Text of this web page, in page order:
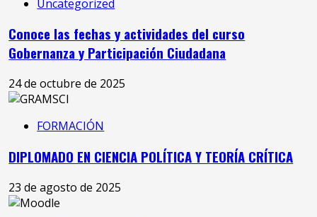
Uncategorized
Conoce las fechas y actividades del curso
Gobernanza y Participación Ciudadana
24 de octubre de 2025
FORMACIÓN
DIPLOMADO EN CIENCIA POLÍTICA Y TEORÍA CRÍTICA
23 de agosto de 2025